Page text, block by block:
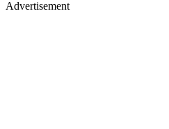
Advertisement